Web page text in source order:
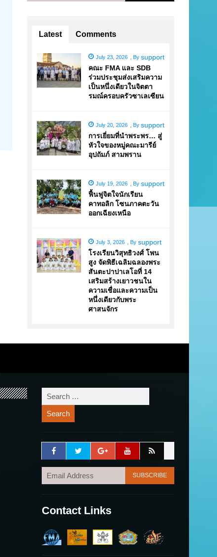
Latest Comments
July 23, 2026 By support
คณะ FMA และ SDB
ร่วมประชุมส่งเสริมความ
เป็นหนึ่งเดียวในจิตตา
รมณ์ครอบครัวซาเลเซียน
July 20, 2026 By support
การเยี่ยมที่นำพระพร… สู่
หัวใจของหมู่คณะมารีย์
อุปถัมภ์ สามพราน
July 19, 2026 By support
ฟื้นฟูจิตใจนักเรียน
คาทอลิก โซนภาคตะวัน
ออกเฉียงเหนือ
July 3, 2026 By support
โรงเรียนวิสุทธิวงศ์ โพน
สูง จัดพิธีเฉลิมฉลองพระ
สันตะปาปาเลโอที่ 14
เสริมสร้างเยาวชนใน
ความเชื่อและความเป็น
หนึ่งเดียวกับพระ
ศาสนจักร
Contact Links